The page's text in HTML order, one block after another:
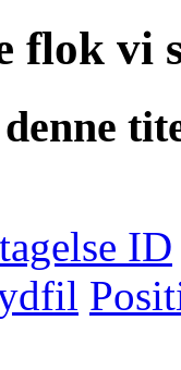
flok vi
ID